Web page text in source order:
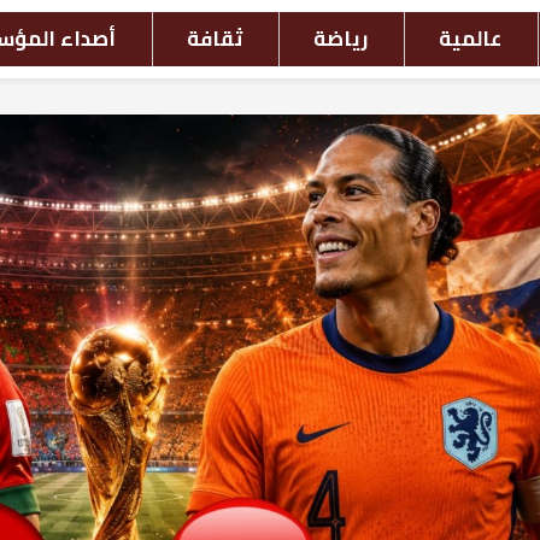
ثقافة أصداء المؤسسات أحداث بالصور